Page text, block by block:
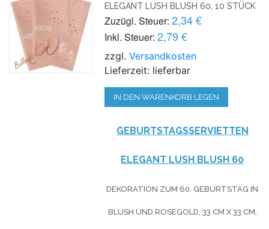
ELEGANT LUSH BLUSH 60, 10 STÜCK
Zuzügl. Steuer: 2,34 €
Inkl. Steuer: 2,79 €
zzgl.Versandkosten
Lieferzeit: lieferbar
IN DEN WARENKORB LEGEN
GEBURTSTAGSSERVIETTEN
ELEGANT LUSH BLUSH 60
DEKORATION ZUM 60. GEBURTSTAG IN
BLUSH UND ROSEGOLD, 33 CM X 33 CM,